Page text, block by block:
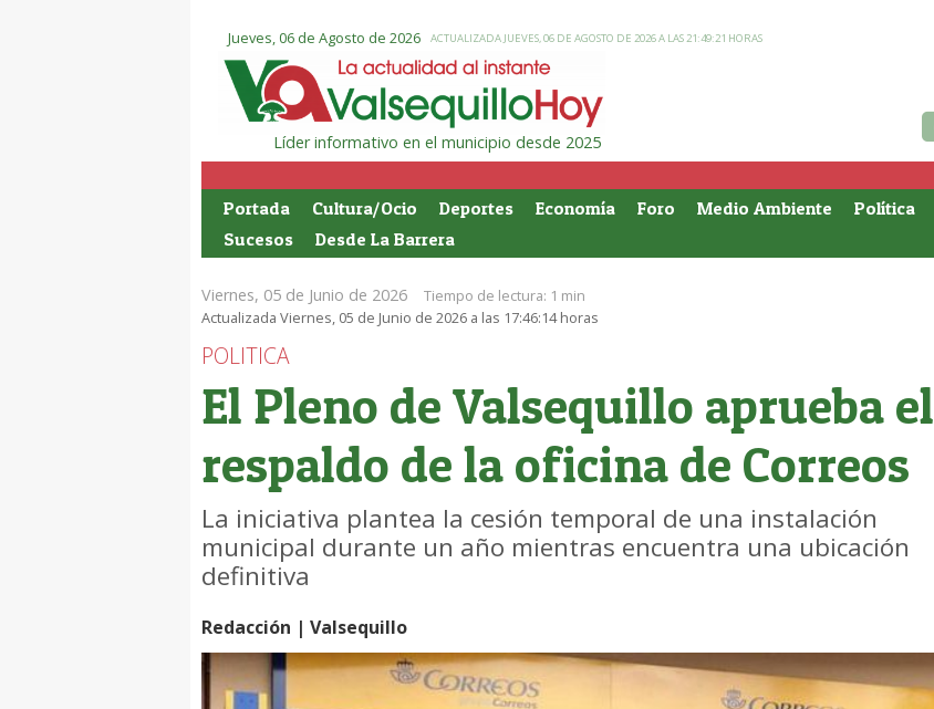
Jueves, 06 de Agosto de 2026 ACTUALIZADA JUEVES, 06 DE AGOSTO DE 2026 A LAS 21:49:21 HORAS
Líder informativo en el municipio desde 2025
Portada Cultura/Ocio Deportes Economía Foro Medio Ambiente Política
Sucesos
Desde La Barrera
Viernes, 05 de Junio de 2026 Tiempo de lectura: 1 min
Actualizada Viernes, 05 de Junio de 2026 a las 17:46:14 horas
POLITICA
El Pleno de Valsequillo aprueba el
respaldo de la oficina de Correos
La iniciativa plantea la cesión temporal de una instalación
municipal durante un año mientras encuentra una ubicación
definitiva
Redacción | Valsequillo